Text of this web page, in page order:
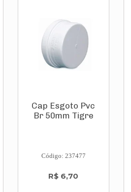
Cap Esgoto Pvc
Br 50mm Tigre
Código: 237477
R$ 6,70